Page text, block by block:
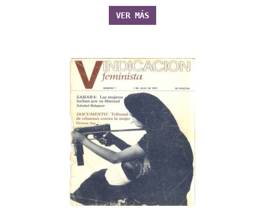
VER MÁS